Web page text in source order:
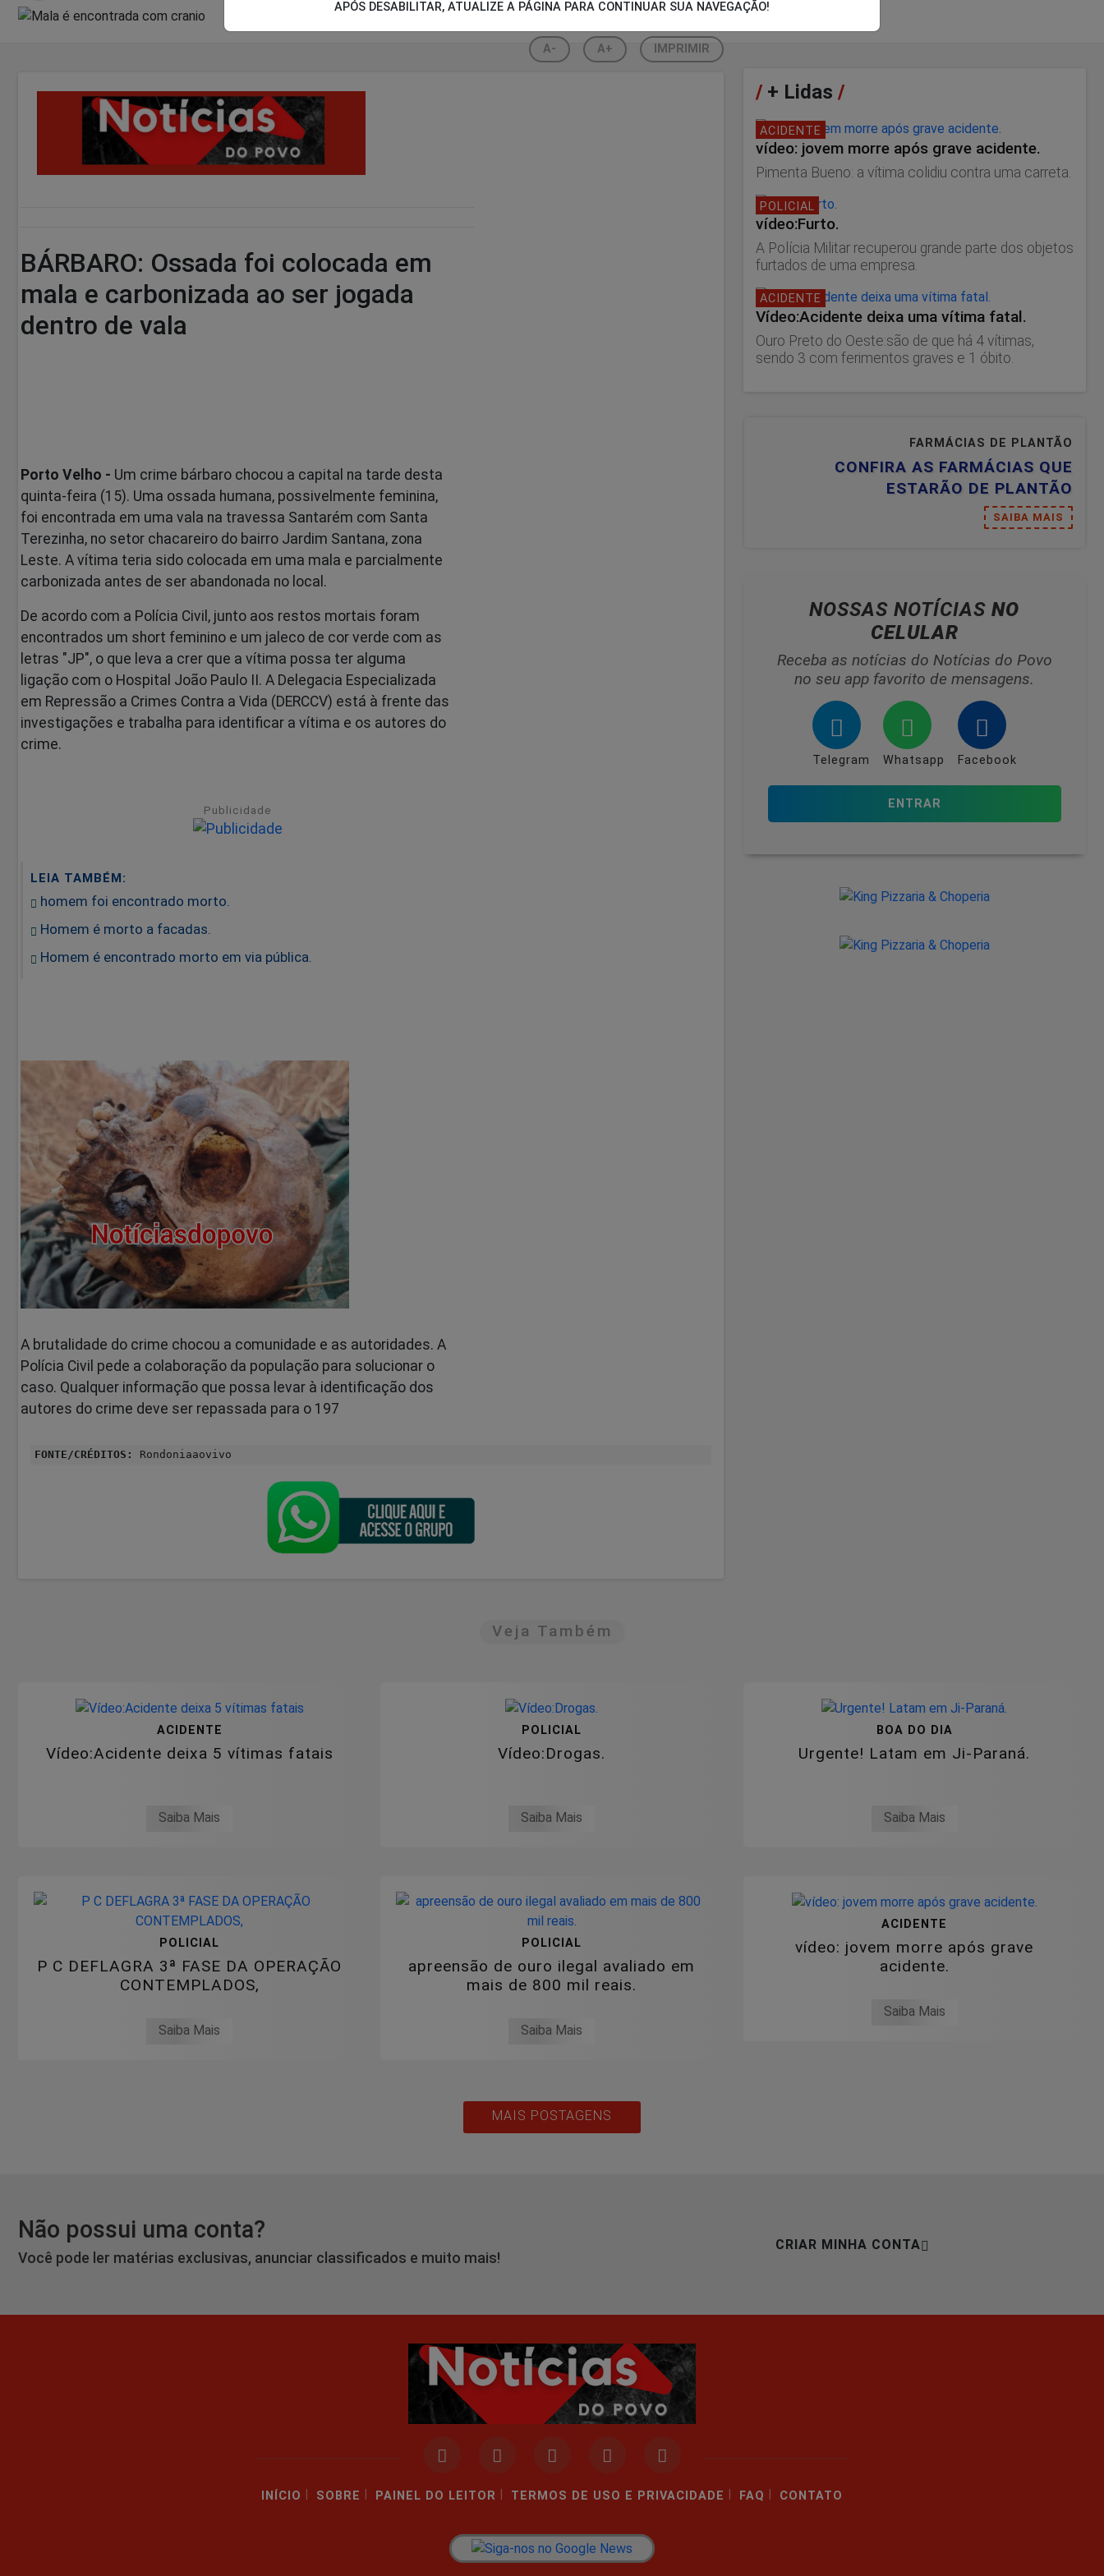
A- A+ IMPRIMIR
BÁRBARO: Ossada foi colocada em
mala e carbonizada ao ser jogada
dentro de vala
Porto Velho - Um crime bárbaro chocou a capital na tarde desta
quinta-feira (15). Uma ossada humana, possivelmente feminina,
foi encontrada em uma vala na travessa Santarém com Santa
Terezinha, no setor chacareiro do bairro Jardim Santana, zona
Leste. A vítima teria sido colocada em uma mala e parcialmente
carbonizada antes de ser abandonada no local.
De acordo com a Polícia Civil, junto aos restos mortais foram
encontrados um short feminino e um jaleco de cor verde com as
letras "JP", o que leva a crer que a vítima possa ter alguma
ligação com o Hospital João Paulo II. A Delegacia Especializada
em Repressão a Crimes Contra a Vida (DERCCV) está à frente das
investigações e trabalha para identificar a vítima e os autores do
crime.
Publicidade
LEIA TAMBÉM:
homem foi encontrado morto.
Homem é morto a facadas.
Homem é encontrado morto em via pública.
A brutalidade do crime chocou a comunidade e as autoridades. A
Polícia Civil pede a colaboração da população para solucionar o
caso. Qualquer informação que possa levar à identificação dos
autores do crime deve ser repassada para o 197
FONTE/CRÉDITOS: Rondoniaaovivo
/+ Lidas /
ACIDENTE
vídeo: jovem morre após grave acidente.
Pimenta Bueno: a vítima colidiu contra uma carreta.
POLICIAL
vídeo:Furto.
A Polícia Militar recuperou grande parte dos objetos
furtados de uma empresa.
ACIDENTE
Vídeo:Acidente deixa uma vítima fatal.
Ouro Preto do Oeste:são de que há 4 vítimas,
sendo 3 com ferimentos graves e 1 óbito.
FARMÁCIAS DE PLANTÃO
CONFIRA AS FARMÁCIAS QUE
ESTARÃO DE PLANTÃO
SAIBA MAIS
NOSSAS NOTÍCIASNO
CELULAR
Receba as notícias do Notícias do Povo
no seu app favorito de mensagens.
Telegram Whatsapp Facebook
ENTRAR
Veja Também
ACIDENTE
Vídeo:Acidente deixa 5 vítimas fatais
Saiba Mais
POLICIAL
Vídeo:Drogas.
Saiba Mais
BOA DO DIA
Urgente! Latam em Ji-Paraná.
Saiba Mais
POLICIAL
P C DEFLAGRA 3ª FASE DA OPERAÇÃO
CONTEMPLADOS,
Saiba Mais
POLICIAL
apreensão de ouro ilegal avaliado em
mais de 800 mil reais.
Saiba Mais
ACIDENTE
vídeo: jovem morre após grave
acidente.
Saiba Mais
MAIS POSTAGENS
Não possui uma conta?
Você pode ler matérias exclusivas, anunciar classificados e muito mais!
CRIAR MINHA CONTA
INÍCIO SOBRE PAINEL DO LEITOR TERMOS DE USO E PRIVACIDADE FAQ CONTATO
APÓS DESABILITAR, ATUALIZE A PÁGINA PARA CONTINUAR SUA NAVEGAÇÃO!